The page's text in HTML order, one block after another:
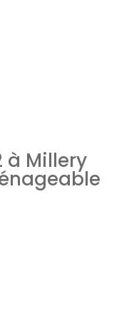
Trouver un consultant
propriétaire / locataire
à Millery